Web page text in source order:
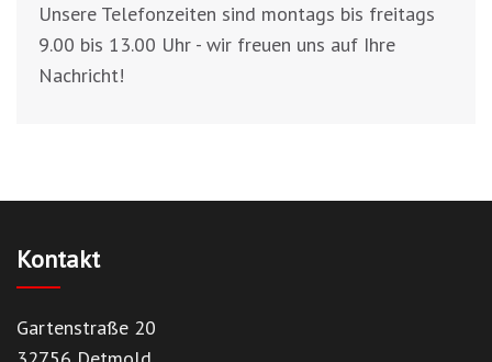
Unsere Telefonzeiten sind montags bis freitags
9.00 bis 13.00 Uhr - wir freuen uns auf Ihre
Nachricht!
Kontakt
Gartenstraße 20